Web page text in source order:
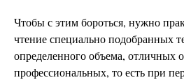
Чтобы с этим бороться, нужно
чтение специально подобранных
определенного объема, отличных
профессиональных, то есть при